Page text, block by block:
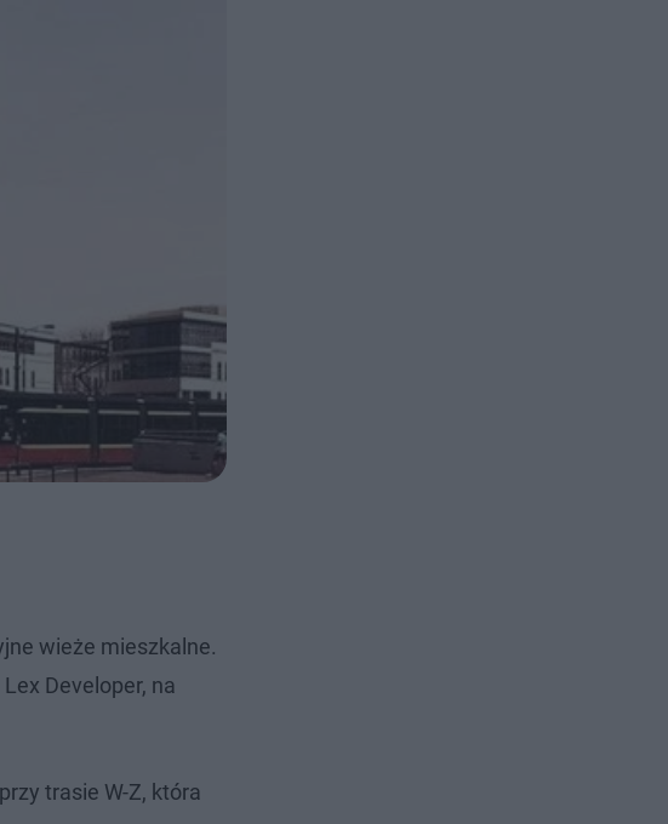
wieże mieszkalne.
Developer, na
trasie W-Z, która